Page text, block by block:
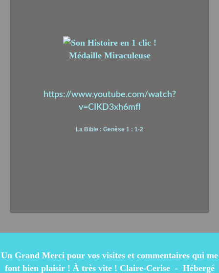
Médaille Miraculeuse
https://www.youtube.com/watch?
v=CIKD3xh6mfI
La Bible : Genèse 1 : 1-2
Un Grand Merci pour vos visites et commentaires qui me
font bien plaisir ! À très vite ! Claire-Cerise - Hébergé